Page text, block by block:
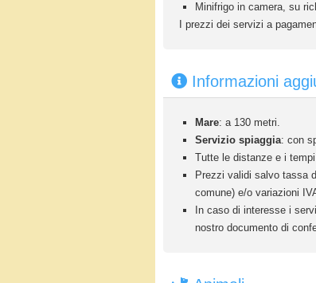
Minifrigo in camera, su
I prezzi dei servizi a
Informazioni
Mare: a 130 metri.
Servizio spiaggia: con
Tutte le distanze e i
Prezzi validi salvo tassa
comune) e/o variazioni
In caso di interesse i
nostro documento di